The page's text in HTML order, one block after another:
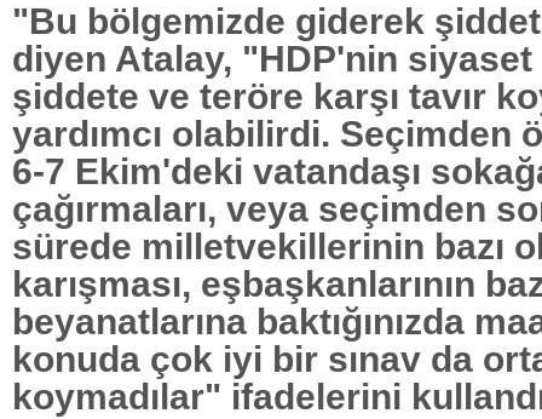
"Bu bölgemizde giderek
diyen Atalay, "HDP'nin
şiddete ve teröre karşı tavır
yardımcı olabilirdi. Seçimden
6-7 Ekim'deki vatandaşı
çağırmaları, veya seçimden
sürede milletvekillerinin bazı
karışması, eşbaşkanlarının
beyanatlarına baktığınızda
konuda çok iyi bir sınav da
koymadılar" ifadelerini